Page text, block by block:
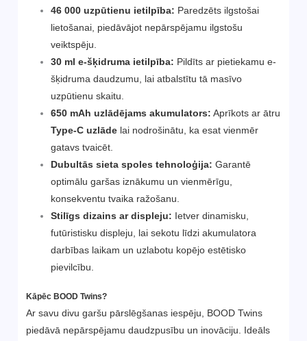
46 000 uzpūtienu ietilpība: Paredzēts ilgstošai
lietošanai, piedāvājot nepārspējamu ilgstošu
veiktspēju.
30 ml e-šķidruma ietilpība: Pildīts ar pietiekamu e-
šķidruma daudzumu, lai atbalstītu tā masīvo
uzpūtienu skaitu.
650 mAh uzlādējams akumulators: Aprīkots ar ātru
Type-C uzlāde lai nodrošinātu, ka esat vienmēr
gatavs tvaicēt.
Dubultās sieta spoles tehnoloģija: Garantē
optimālu garšas iznākumu un vienmērīgu,
konsekventu tvaika ražošanu.
Stilīgs dizains ar displeju: Ietver dinamisku,
futūristisku displeju, lai sekotu līdzi akumulatora
darbības laikam un uzlabotu kopējo estētisko
pievilcību.
Kāpēc BOOD Twins?
Ar savu divu garšu pārslēgšanas iespēju, BOOD Twins
piedāvā nepārspējamu daudzpusību un inovāciju. Ideāls